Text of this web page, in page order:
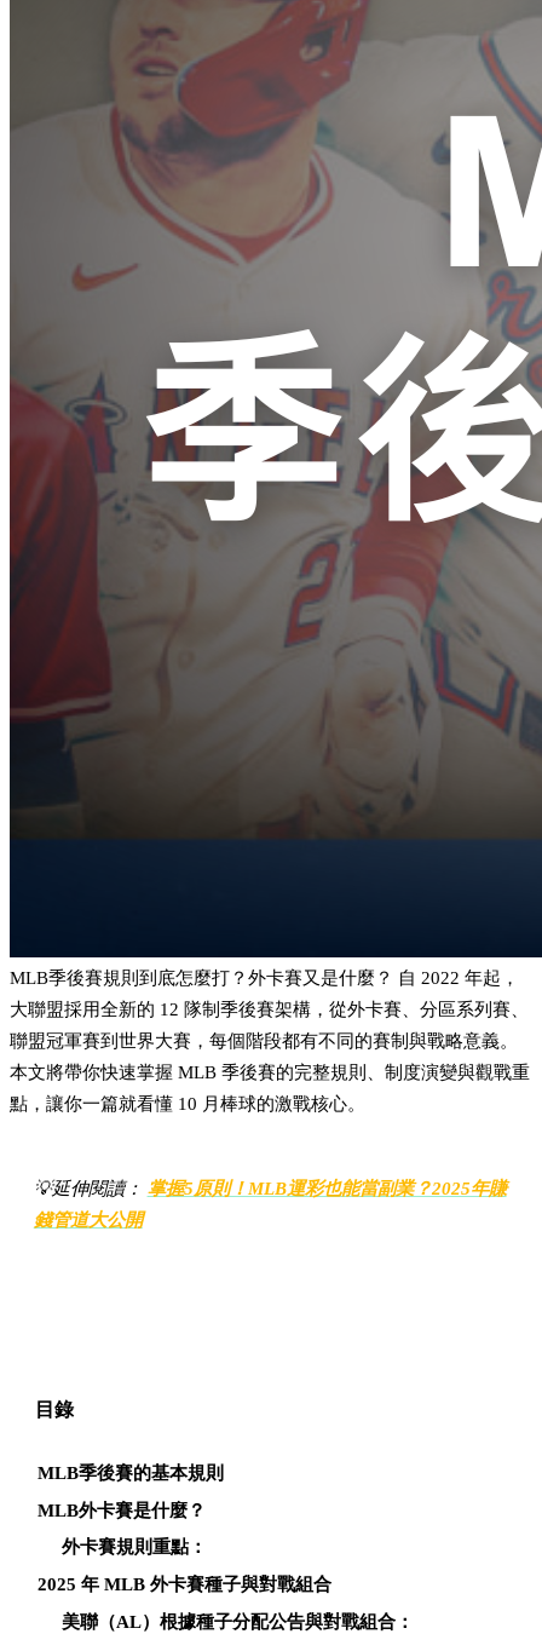
MLB季後賽規則到底怎麼打？外卡賽又是什麼？ 自 2022 年起，
大聯盟採用全新的 12 隊制季後賽架構，從外卡賽、分區系列賽、
聯盟冠軍賽到世界大賽，每個階段都有不同的賽制與戰略意義。
本文將帶你快速掌握 MLB 季後賽的完整規則、制度演變與觀戰重
點，讓你一篇就看懂 10 月棒球的激戰核心。
💡延伸閱讀： 掌握5原則！MLB運彩也能當副業？2025年賺
錢管道大公開
目錄
MLB季後賽的基本規則
MLB外卡賽是什麼？
外卡賽規則重點：
2025 年 MLB 外卡賽種子與對戰組合
美聯（AL）根據種子分配公告與對戰組合：